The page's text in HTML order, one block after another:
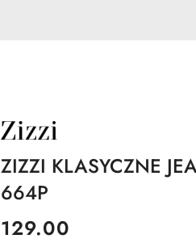
NAZWA
PRODUCENTA:
ZIZZI KLASYCZNE
664P
cena:
129.00